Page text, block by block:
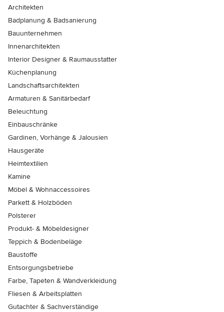
Architekten
Badplanung & Badsanierung
Bauunternehmen
Innenarchitekten
Interior Designer & Raumausstatter
Küchenplanung
Landschaftsarchitekten
Armaturen & Sanitärbedarf
Beleuchtung
Einbauschränke
Gardinen, Vorhänge & Jalousien
Hausgeräte
Heimtextilien
Kamine
Möbel & Wohnaccessoires
Parkett & Holzböden
Polsterer
Produkt- & Möbeldesigner
Teppich & Bodenbeläge
Baustoffe
Entsorgungsbetriebe
Farbe, Tapeten & Wandverkleidung
Fliesen & Arbeitsplatten
Gutachter & Sachverständige